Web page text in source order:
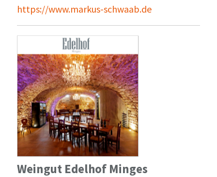
https://www.markus-schwaab.de
Weingut Edelhof Minges